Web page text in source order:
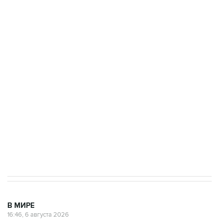
В МИРЕ
16:46, 6 августа 2026